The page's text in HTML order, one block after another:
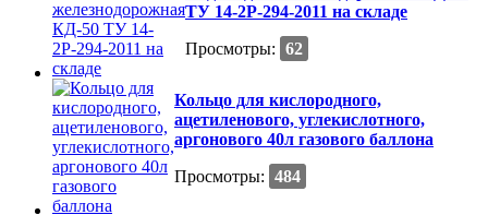
ТУ 14-2Р-294-2011 на складе
Просмотры: 62
Кольцо для кислородного,
ацетиленового, углекислотного,
аргонового 40л газового баллона
Просмотры: 484